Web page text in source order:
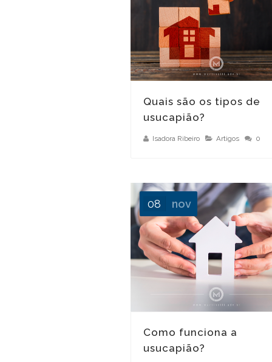
Quais são os tipos de
usucapião?
Isadora Ribeiro Artigos 0
Como funciona a
usucapião?
08 nov